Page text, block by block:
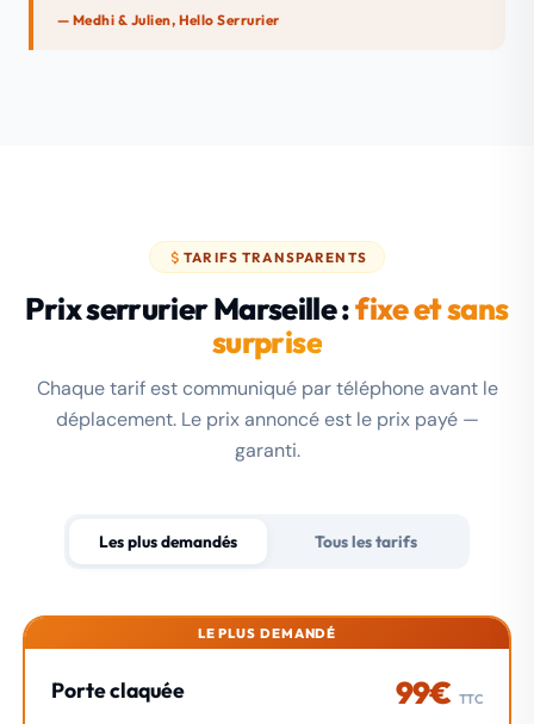
— Medhi & Julien, Hello Serrurier
TARIFS TRANSPARENTS
Prix serrurier Marseille :fixe et sans
surprise
Chaque tarif est communiqué par téléphone avant le
déplacement. Le prix annoncé est le prix payé —
garanti.
Les plus demandés Tous les tarifs
LE PLUS DEMANDÉ
Porte claquée 99€ TTC